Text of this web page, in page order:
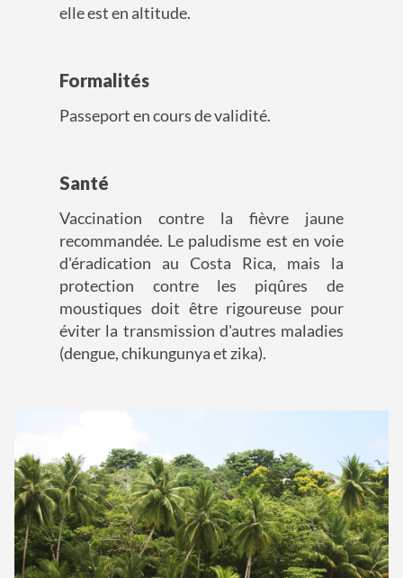
elle est en altitude.
Formalités
Passeport en cours de validité.
Santé
Vaccination contre la fièvre jaune
recommandée. Le paludisme est en voie
d'éradication au Costa Rica, mais la
protection contre les piqûres de
moustiques doit être rigoureuse pour
éviter la transmission d'autres maladies
(dengue, chikungunya et zika).